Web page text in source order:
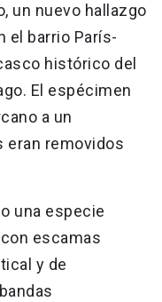
un nuevo hallazgo
el barrio París-
histórico del
El espécimen
a un
eran removidos
una especie
escamas
y de